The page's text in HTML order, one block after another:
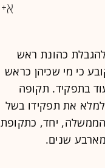
כהונת ראש
כי מי שכיהן כראש
בתפקיד. תקופה
את תפקידו בשל
הממשלה, יחד, כתקופת
שנים.